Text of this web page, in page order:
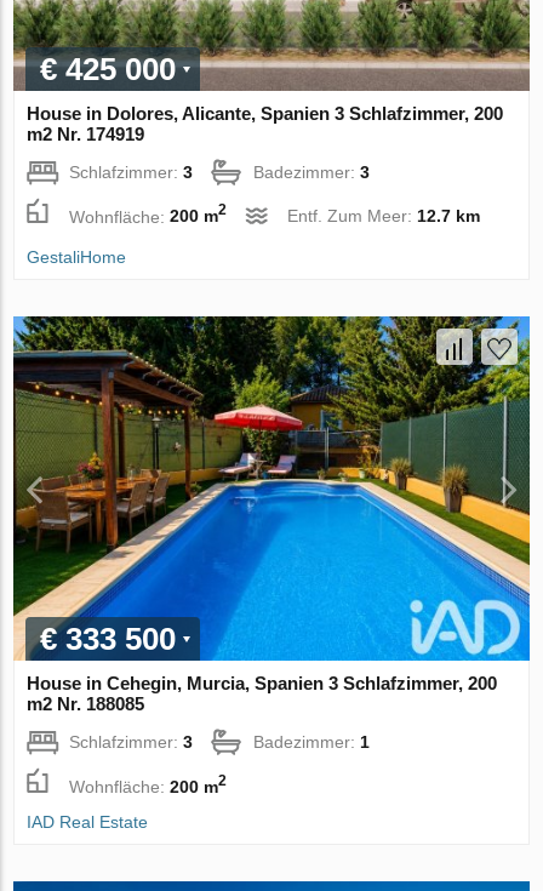
€ 425 000
House in Dolores, Alicante, Spanien 3 Schlafzimmer, 200
m2 Nr. 174919
Schlafzimmer:3 Badezimmer:3
Wohnfläche:200 m2 Entf. Zum Meer:12.7 km
GestaliHome
€ 333 500
House in Cehegin, Murcia, Spanien 3 Schlafzimmer, 200
m2 Nr. 188085
Schlafzimmer:3 Badezimmer: 1
Wohnfläche:200 m2
IAD Real Estate